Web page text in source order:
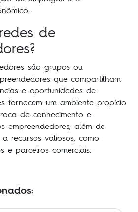
de
são grupos ou
que compartilham
e oportunidades de
fornecem um ambiente propício
de conhecimento e
empreendedores, além de
recursos valiosos, como
e parceiros comerciais.